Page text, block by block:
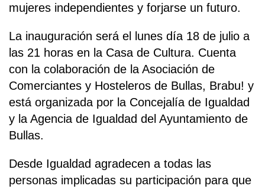
mujeres independientes y forjarse un futuro.
La inauguración será el lunes día 18 de julio a
las 21 horas en la Casa de Cultura. Cuenta
con la colaboración de la Asociación de
Comerciantes y Hosteleros de Bullas, Brabu! y
está organizada por la Concejalía de Igualdad
y la Agencia de Igualdad del Ayuntamiento de
Bullas.
Desde Igualdad agradecen a todas las
personas implicadas su participación para que